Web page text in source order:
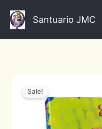
contenido
Santuario JMC
Sale!
price
was:
fetos